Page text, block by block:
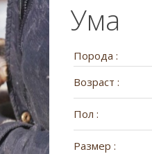
Ума
Порода :
Возраст :
Пол :
Размер :